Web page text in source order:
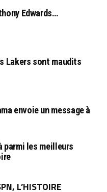
Edwards…
Lakers sont maudits
envoie un message à
parmi les meilleurs
L’HISTOIRE